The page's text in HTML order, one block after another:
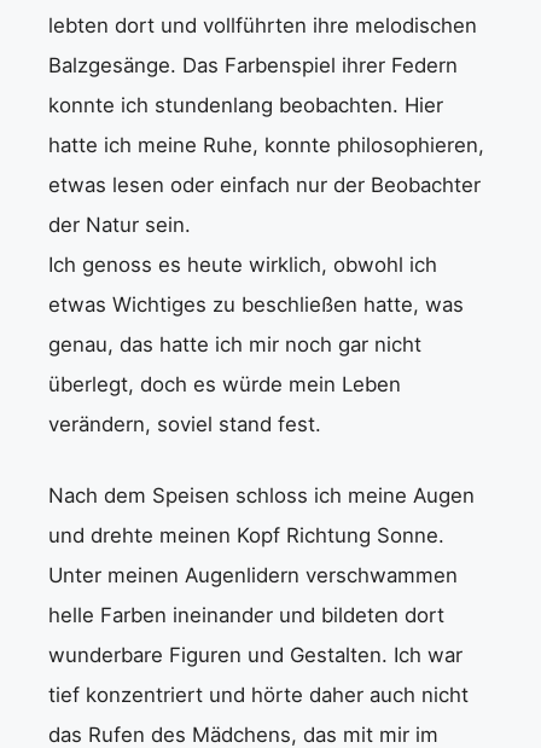
lebten dort und vollführten ihre melodischen
Balzgesänge. Das Farbenspiel ihrer Federn
konnte ich stundenlang beobachten. Hier
hatte ich meine Ruhe, konnte philosophieren,
etwas lesen oder einfach nur der Beobachter
der Natur sein.
Ich genoss es heute wirklich, obwohl ich
etwas Wichtiges zu beschließen hatte, was
genau, das hatte ich mir noch gar nicht
überlegt, doch es würde mein Leben
verändern, soviel stand fest.
Nach dem Speisen schloss ich meine Augen
und drehte meinen Kopf Richtung Sonne.
Unter meinen Augenlidern verschwammen
helle Farben ineinander und bildeten dort
wunderbare Figuren und Gestalten. Ich war
tief konzentriert und hörte daher auch nicht
das Rufen des Mädchens, das mit mir im